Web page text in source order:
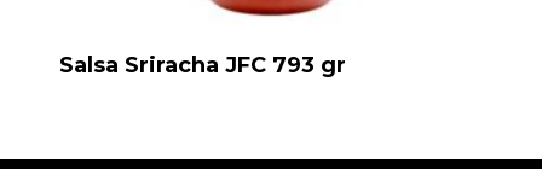
Salsa Sriracha JFC 793 gr